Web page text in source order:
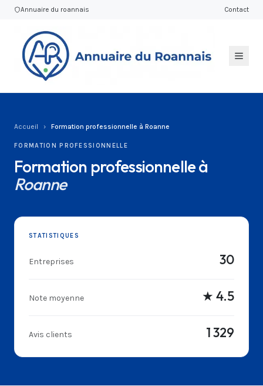
Annuaire du roannais Contact
Accueil › Formation professionnelle à Roanne
FORMATION PROFESSIONNELLE
Formation professionnelle à
Roanne
STATISTIQUES
Entreprises 30
Note moyenne ★ 4.5
Avis clients 1 329